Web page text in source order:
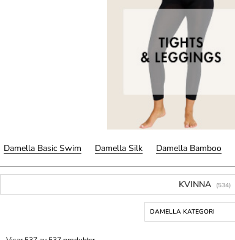
Damella Basic Swim Damella Silk Damella Bamboo
KVINNA (534)
DAMELLA KATEGORI